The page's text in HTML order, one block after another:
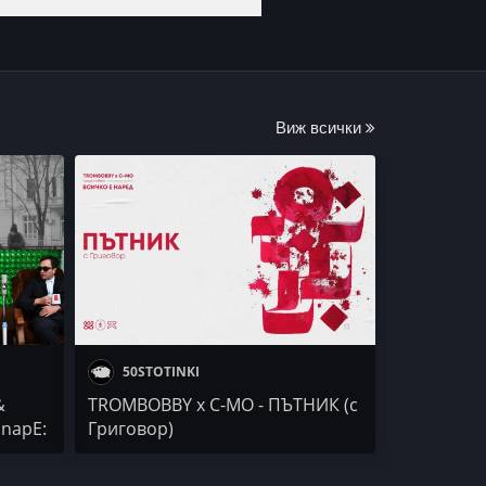
Виж всички
50STOTINKI
TROMBOBBY x C-MO - ПЪТНИК (с
Григовор)